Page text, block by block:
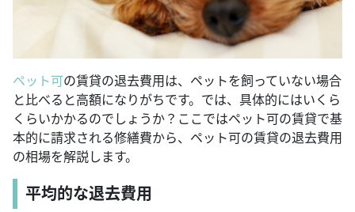
ペット可の賃貸の退去費用は、ペットを飼っていない場合
と比べると高額になりがちです。では、具体的にはいくら
くらいかかるのでしょうか？ここではペット可の賃貸で基
本的に請求される修繕費から、ペット可の賃貸の退去費用
の相場を解説します。
平均的な退去費用